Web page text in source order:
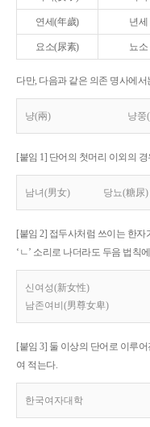
연세(年歲) 년세
요소(尿素) 뇨소
다만, 다음과 같은 의존 명사에서
냥(兩) 냥쭝
[붙임 1] 단어의 첫머리 이외의
남녀(男女) 당뇨(糖尿)
[붙임 2] 접두사처럼 쓰이는 한
‘ㄴ’ 소리로 나더라도 두음 법칙
신여성(新女性)
남존여비(男尊女卑)
[붙임 3] 둘 이상의 단어로 이루
여 적는다.
한국여자대학